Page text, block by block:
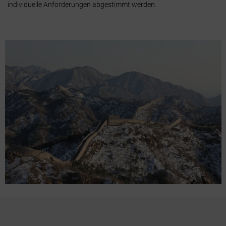
individuelle Anforderungen abgestimmt werden.